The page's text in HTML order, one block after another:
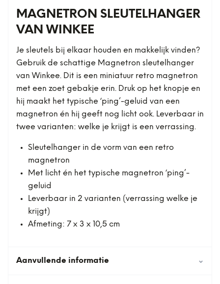
MAGNETRON SLEUTELHANGER
VAN WINKEE
Je sleutels bij elkaar houden en makkelijk vinden?
Gebruik de schattige Magnetron sleutelhanger
van Winkee. Dit is een miniatuur retro magnetron
met een zoet gebakje erin. Druk op het knopje en
hij maakt het typische ‘ping’-geluid van een
magnetron én hij geeft nog licht ook. Leverbaar in
twee varianten: welke je krijgt is een verrassing.
Sleutelhanger in de vorm van een retro
magnetron
Met licht én het typische magnetron ‘ping’-
geluid
Leverbaar in 2 varianten (verrassing welke je
krijgt)
Afmeting: 7 x 3 x 10,5 cm
Aanvullende informatie ⌄